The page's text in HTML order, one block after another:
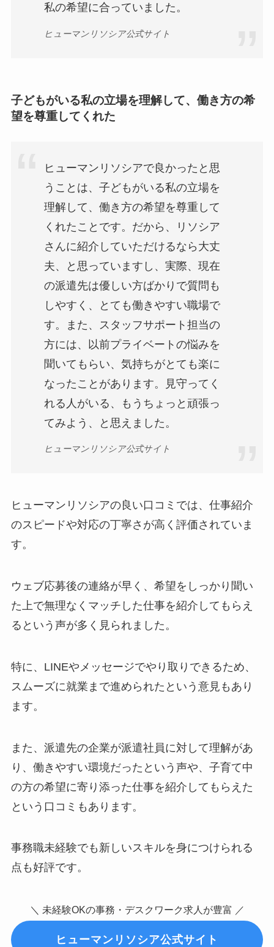
私の希望に合っていました。
ヒューマンリソシア公式サイト
子どもがいる私の立場を理解して、働き方の希
望を尊重してくれた
ヒューマンリソシアで良かったと思
うことは、子どもがいる私の立場を
理解して、働き方の希望を尊重して
くれたことです。だから、リソシア
さんに紹介していただけるなら大丈
夫、と思っていますし、実際、現在
の派遣先は優しい方ばかりで質問も
しやすく、とても働きやすい職場で
す。また、スタッフサポート担当の
方には、以前プライベートの悩みを
聞いてもらい、気持ちがとても楽に
なったことがあります。見守ってく
れる人がいる、もうちょっと頑張っ
てみよう、と思えました。
ヒューマンリソシア公式サイト
ヒューマンリソシアの良い口コミでは、仕事紹介
のスピードや対応の丁寧さが高く評価されていま
す。
ウェブ応募後の連絡が早く、希望をしっかり聞い
た上で無理なくマッチした仕事を紹介してもらえ
るという声が多く見られました。
特に、LINEやメッセージでやり取りできるため、
スムーズに就業まで進められたという意見もあり
ます。
また、派遣先の企業が派遣社員に対して理解があ
り、働きやすい環境だったという声や、子育て中
の方の希望に寄り添った仕事を紹介してもらえた
という口コミもあります。
事務職未経験でも新しいスキルを身につけられる
点も好評です。
＼ 未経験OKの事務・デスクワーク求人が豊富 ／
ヒューマンリソシア公式サイト